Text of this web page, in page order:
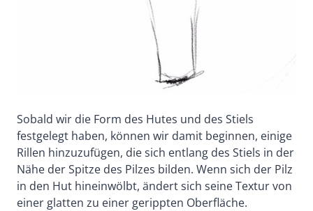
Sobald wir die Form des Hutes und des Stiels
festgelegt haben, können wir damit beginnen, einige
Rillen hinzuzufügen, die sich entlang des Stiels in der
Nähe der Spitze des Pilzes bilden. Wenn sich der Pilz
in den Hut hineinwölbt, ändert sich seine Textur von
einer glatten zu einer gerippten Oberfläche.